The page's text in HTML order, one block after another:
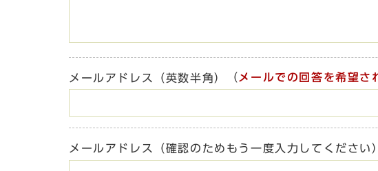
メールアドレス（英数半角） （ メールでの回答を希望さ
メールアドレス（確認のためもう一度入力してください）